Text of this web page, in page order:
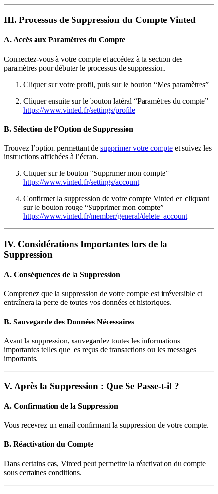
III. Processus de Suppression du Compte Vinted
A. Accès aux Paramètres du Compte
Connectez-vous à votre compte et accédez à la section des
paramètres pour débuter le processus de suppression.
Cliquer sur votre profil, puis sur le bouton “Mes paramètres”
Cliquer ensuite sur le bouton latéral “Paramètres du compte”
https://www.vinted.fr/settings/profile
B. Sélection de l’Option de Suppression
Trouvez l’option permettant de supprimer votre compte et suivez les
instructions affichées à l’écran.
Cliquer sur le bouton “Supprimer mon compte”
https://www.vinted.fr/settings/account
Confirmer la suppression de votre compte Vinted en cliquant
sur le bouton rouge “Supprimer mon compte”
https://www.vinted.fr/member/general/delete_account
IV. Considérations Importantes lors de la
Suppression
A. Conséquences de la Suppression
Comprenez que la suppression de votre compte est irréversible et
entraînera la perte de toutes vos données et historiques.
B. Sauvegarde des Données Nécessaires
Avant la suppression, sauvegardez toutes les informations
importantes telles que les reçus de transactions ou les messages
importants.
V. Après la Suppression : Que Se Passe-t-il ?
A. Confirmation de la Suppression
Vous recevrez un email confirmant la suppression de votre compte.
B. Réactivation du Compte
Dans certains cas, Vinted peut permettre la réactivation du compte
sous certaines conditions.